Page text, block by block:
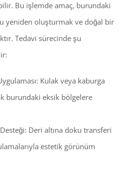
Bu işlemde amaç, burundaki
yeniden oluşturmak ve doğal bir
Tedavi sürecinde şu
Kulak veya kaburga
burundaki eksik bölgelere
Deri altına doku transferi
estetik görünüm